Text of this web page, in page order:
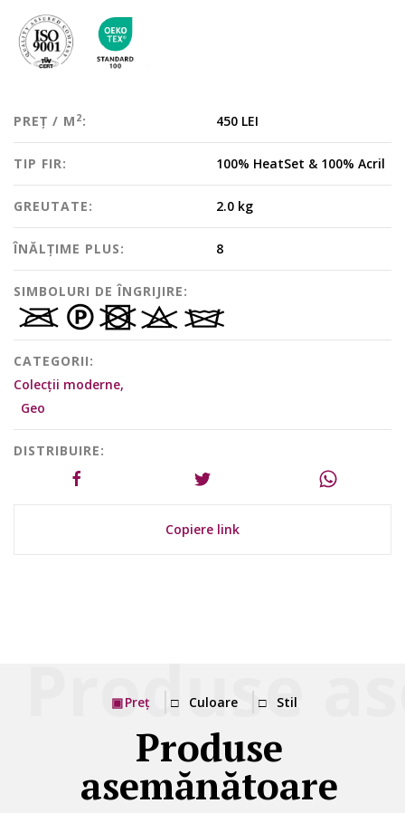
PREȚ / M 2: 450 LEI
TIP FIR: 100% HeatSet & 100% Acril
GREUTATE: 2.0 kg
ÎNĂLȚIME PLUS: 8
SIMBOLURI DE ÎNGRIJIRE:
CATEGORII:
Colecții moderne,
Geo
DISTRIBUIRE:
Copiere link
Preț Culoare Stil
Produse
asemănătoare